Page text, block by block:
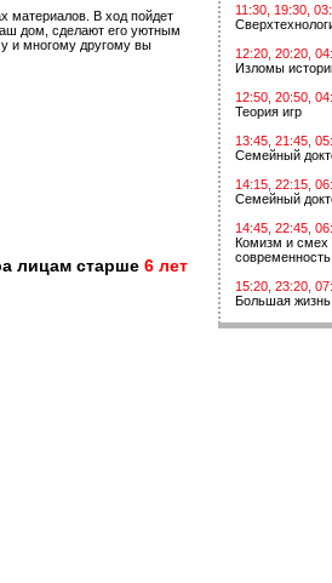
материалов. В ход пойдет
дом, сделают его уютным
и многому другому вы
лицам старше 6 лет
11:30, 19:30,
12:20, 20:20,
Изломы
12:50, 20:50,
Теория игр
13:45, 21:45,
Семейный
14:15, 22:15,
Семейный
14:45, 22:45,
Комизм и смех
современность
15:20, 23:20,
Большая жизнь